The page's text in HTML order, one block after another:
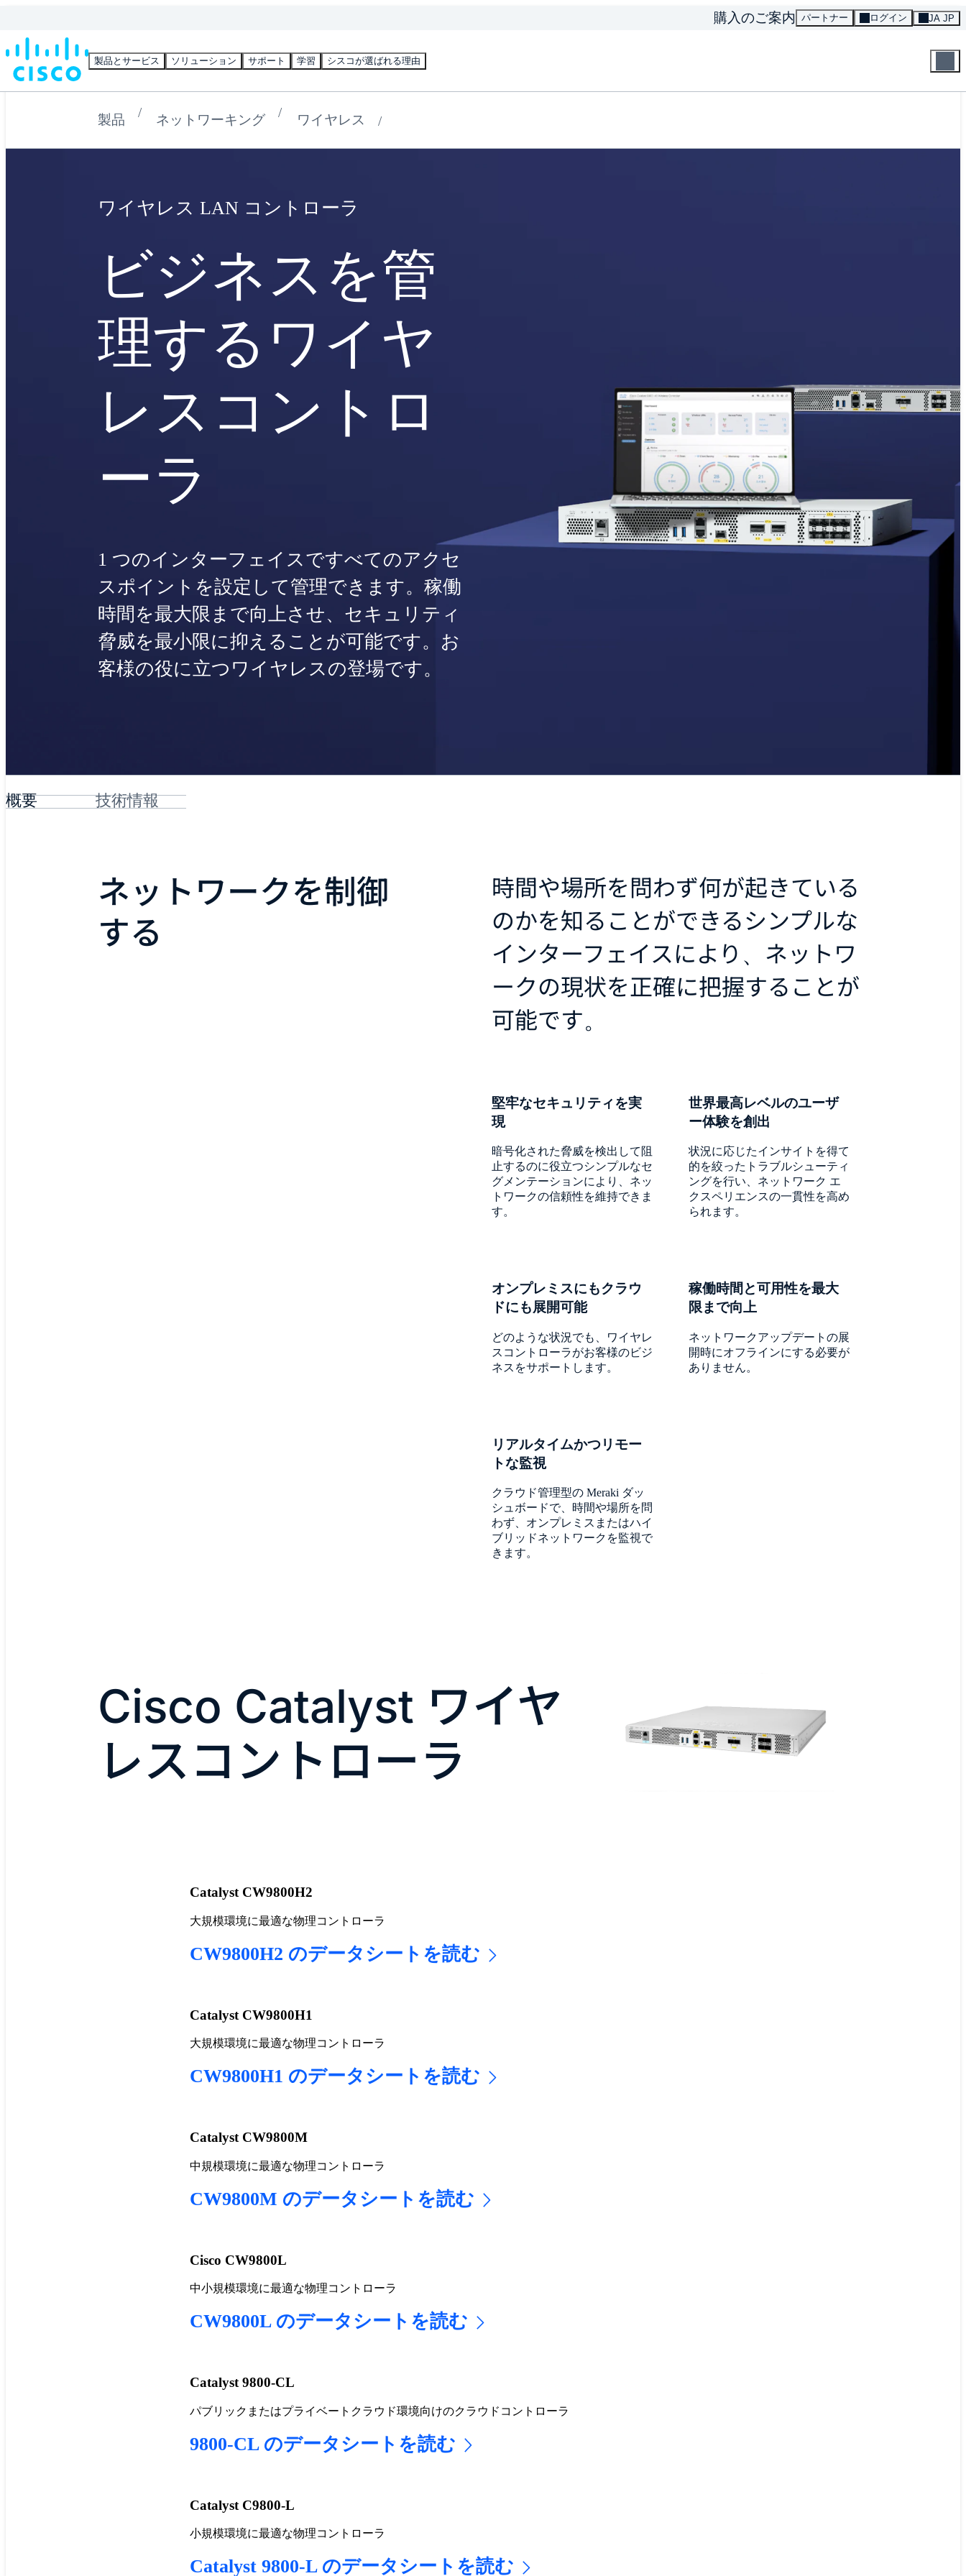
製品とサービス ソリューション サポート 学習 シスコが選ばれる理由
購入のご案内 パートナー ログイン JA JP
製品 ネットワーキング ワイヤレス
ワイヤレス LAN コントローラ
ビジネスを管
理するワイヤ
レスコントロ
ーラ
1 つのインターフェイスですべてのアクセ
スポイントを設定して管理できます。稼働
時間を最大限まで向上させ、セキュリティ
脅威を最小限に抑えることが可能です。お
客様の役に立つワイヤレスの登場です。
概要 技術情報
ネットワークを制御
する
時間や場所を問わず何が起きている
のかを知ることができるシンプルな
インターフェイスにより、ネットワ
ークの現状を正確に把握することが
可能です。
堅牢なセキュリティを実
現
暗号化された脅威を検出して阻
止するのに役立つシンプルなセ
グメンテーションにより、ネッ
トワークの信頼性を維持できま
す。
世界最高レベルのユーザ
ー体験を創出
状況に応じたインサイトを得て
的を絞ったトラブルシューティ
ングを行い、ネットワーク エ
クスペリエンスの一貫性を高め
られます。
オンプレミスにもクラウ
ドにも展開可能
どのような状況でも、ワイヤレ
スコントローラがお客様のビジ
ネスをサポートします。
稼働時間と可用性を最大
限まで向上
ネットワークアップデートの展
開時にオフラインにする必要が
ありません。
リアルタイムかつリモー
トな監視
クラウド管理型の Meraki ダッ
シュボードで、時間や場所を問
わず、オンプレミスまたはハイ
ブリッドネットワークを監視で
きます。
Cisco Catalyst ワイヤ
レスコントローラ
Catalyst CW9800H2
大規模環境に最適な物理コントローラ
CW9800H2 のデータシートを読む
Catalyst CW9800H1
大規模環境に最適な物理コントローラ
CW9800H1 のデータシートを読む
Catalyst CW9800M
中規模環境に最適な物理コントローラ
CW9800M のデータシートを読む
Cisco CW9800L
中小規模環境に最適な物理コントローラ
CW9800L のデータシートを読む
Catalyst 9800-CL
パブリックまたはプライベートクラウド環境向けのクラウドコントローラ
9800-CL のデータシートを読む
Catalyst C9800-L
小規模環境に最適な物理コントローラ
Catalyst 9800-L のデータシートを読む